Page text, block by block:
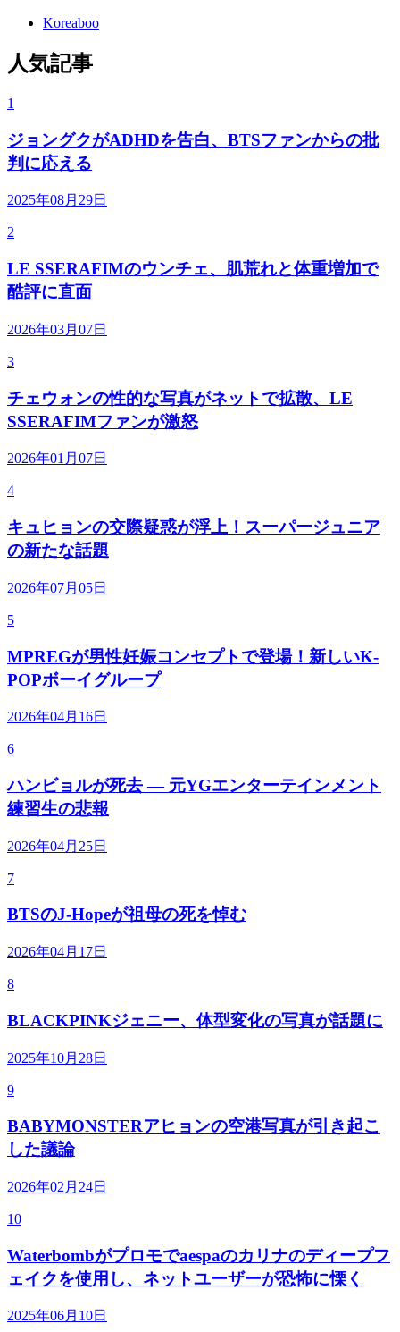
Koreaboo
人気記事
1
ジョングクがADHDを告白、BTSファンからの批
判に応える
2025年08月29日
2
LE SSERAFIMのウンチェ、肌荒れと体重増加で
酷評に直面
2026年03月07日
3
チェウォンの性的な写真がネットで拡散、LE
SSERAFIMファンが激怒
2026年01月07日
4
キュヒョンの交際疑惑が浮上！スーパージュニア
の新たな話題
2026年07月05日
5
MPREGが男性妊娠コンセプトで登場！新しいK-
POPボーイグループ
2026年04月16日
6
ハンビョルが死去 — 元YGエンターテインメント
練習生の悲報
2026年04月25日
7
BTSのJ-Hopeが祖母の死を悼む
2026年04月17日
8
BLACKPINKジェニー、体型変化の写真が話題に
2025年10月28日
9
BABYMONSTERアヒョンの空港写真が引き起こ
した議論
2026年02月24日
10
Waterbombがプロモでaespaのカリナのディープフ
ェイクを使用し、ネットユーザーが恐怖に慄く
2025年06月10日